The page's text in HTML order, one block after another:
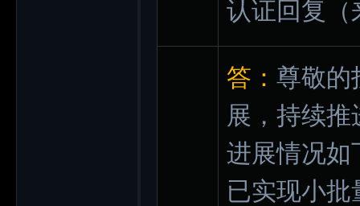
认证回复
答： 尊敬的
展，持续
进展情况如
已实现小